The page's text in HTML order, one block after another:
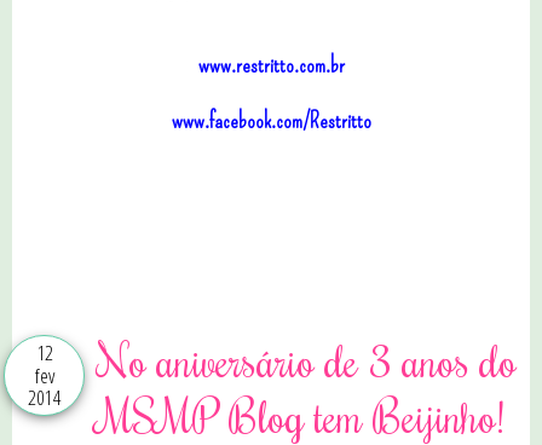
www.restritto.com.br
www.facebook.com/Restritto
12
fev
2014
No aniversário de 3 anos do
MSMP Blog tem Beijinho!